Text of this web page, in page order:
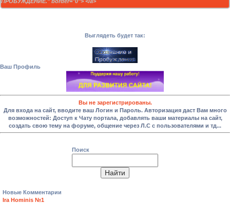
ПРОБУЖДЕНИЕ." border="0"> </a>
Выглядеть будет так:
Ваш Профиль
Вы не зарегистрированы.
Для входа на сайт, вводите ваш Логин и Пароль. Авторизация даст Вам много
возможностей: Доступ к Чату портала, добавлять ваши материалы на сайт,
создать свою тему на форуме, общение через Л.С с пользователями и тд...
Поиск
Новые Комментарии
Ira Hominis №1